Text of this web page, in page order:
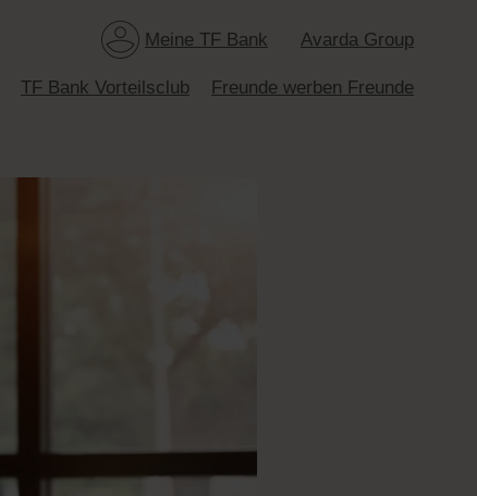
TF Bank Vorteilsclub Freunde werben Freunde
Meine TF Bank Avarda Group